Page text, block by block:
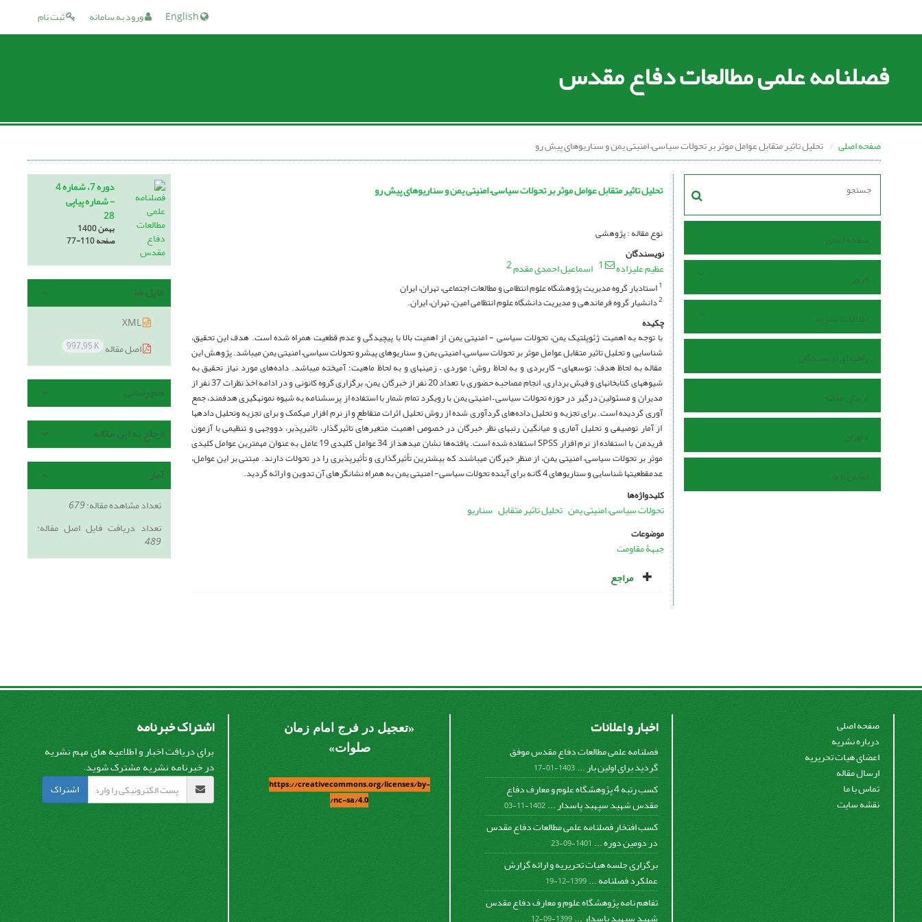
ثبت نام ورود به سامانه
فصلنامه علمی مطالعات دفاع مقدس
صفحه اصلی تحلیل تاثیر متقابل عوامل موثر بر تحولات سیاسی– امنیتی یمن و سناریوهای پیش رو
صفحه اصلی
مرور
اطلاعات نشریه
راهنمای نویسندگان
ارسال مقاله
داوران
تماس با ما
تحلیل تاثیر متقابل عوامل موثر بر تحولات سیاسی– امنیتی یمن و سناریوهای پیش رو
نوع مقاله : پژوهشی
نویسندگان
عظیم علیزاده 1 اسماعیل احمدی مقدم2
1استادیار گروه مدیریت پژوهشگاه علوم انتظامی و مطالعات اجتماعی، تهران، ایران
2دانشیار گروه فرماندهی و مدیریت دانشگاه علوم انتظامی امین، تهران، ایران.
چکیده
با توجه به اهمیت ژئوپلتیک یمن، تحولات سیاسی - امنیتی یمن از اهمیت بالا با پیچیدگی و عدم قطعیت همراه شده است. هدف این تحقیق،
شناسایی و تحلیل تاثیر متقابل عوامل موثر بر تحولات سیاسی– امنیتی یمن و سناریوهای پیش­رو تحولات سیاسی– امنیتی یمن می­باشد. پژوهش این
مقاله به لحاظ هدف؛ توسعه­ای- کاربردی و به لحاظ روش؛ موردی – زمینه­ای و به لحاظ ماهیت؛ آمیخته می­باشد. داده‌های مورد نیاز تحقیق به
شیوه­های کتابخانه­ای و فیش برداری، انجام مصاحبه حضوری با تعداد 20 نفر از خبرگان یمن، برگزاری گروه کانونی و در ادامه اخذ نظرات 37 نفر از
مدیران و مسئولین درگیر در حوزه تحولات سیاسی – امنیتی یمن با رویکرد تمام شمار با استفاده از پرسشنامه به شیوه نمونه­گیری هدفمند، جمع
آوری گردیده است. برای تجزیه و تحلیل داده‌های گردآوری شده از روش تحلیل اثرات متقاطع و از نرم افزار میک­مک و برای تجزیه وتحلیل داده­ها
از آمار توصیفی و تحلیل آماری و میانگین رتبه­ای نظر خبرگان در خصوص اهمیت متغیرهای تاثیرگذار، تاثیرپذیر، دووجهی و تنظیمی با آزمون
فریدمن با استفاده از نرم افزار SPSS استفاده شده است. یافته‌ها نشان می­دهد از 34 عوامل کلیدی 19 عامل به عنوان مهمترین عوامل کلیدی
موثر بر تحولات سیاسی– امنیتی یمن، از منظر خبرگان می­باشند که بیشترین تأثیرگذاری و تأثیرپذیری را در تحولات دارند. مبتنی بر این عوامل،
عدم­قطعیت­ها شناسایی و سناریوهای 4 گانه برای آینده تحولات سیاسی- امنیتی یمن به همراه نشانگرهای آن تدوین و ارائه گردید.
کلیدواژه‌ها
تحولات سیاسی– امنیتی یمن تحلیل تاثیر متقابل سناریو
موضوعات
جبهۀ مقاومت
مراجع
دوره 7، شماره 4
- شماره پیاپی
28
بهمن 1400
صفحه77-110
فایل ها
XML
اصل مقاله 997.95 K
هم رسانی
ارجاع به این مقاله
آمار
تعداد مشاهده مقاله:679
تعداد دریافت فایل اصل مقاله:
489
صفحه اصلی
درباره نشریه
اعضای هیات تحریریه
ارسال مقاله
تماس با ما
نقشه سایت
اخبار و اعلانات
فصلنامه علمی مطالعات دفاع مقدس موفق
گردید برای اولین بار ... 1403-01-17
کسب رتبه 4 پژوهشگاه علوم و معارف دفاع
مقدس شهید سپهبد پاسدار ... 1402-11-03
کسب افتخار فصلنامه علمی مطالعات دفاع مقدس
در دومین دوره ... 1401-09-23
برگزاری جلسه هیات تحریریه و ارائه گزارش
عملکرد فصلنامه ... 1399-12-19
تفاهم نامه پژوهشگاه علوم و معارف دفاع مقدس
شهید سپهبد پاسدار ... 1399-09-12
«تعجیل در فرج امام زمان
صلوات»
https://creativecommons.org/licenses/by-
nc-sa/4.0/
اشتراک خبرنامه
برای دریافت اخبار و اطلاعیه های مهم نشریه
در خبرنامه نشریه مشترک شوید.
اشتراک